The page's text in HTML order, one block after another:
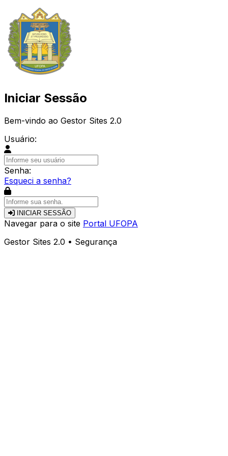
Iniciar Sessão
Bem-vindo ao Gestor Sites 2.0
Usuário:
Senha:
Esqueci a senha?
INICIAR SESSÃO
Navegar para o site Portal UFOPA
Gestor Sites 2.0 • Segurança